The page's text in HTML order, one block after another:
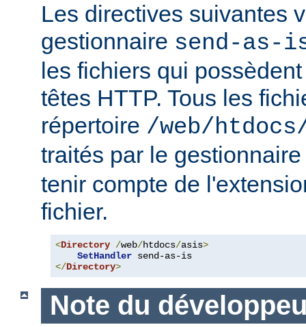
Les directives suivantes
gestionnaire send-as-
les fichiers qui
têtes HTTP. Tous les
répertoire /web/
traités par le
tenir compte de
fichier.
<Directory /web/htdocs/asis>
SetHandler
</Directory>
Note du